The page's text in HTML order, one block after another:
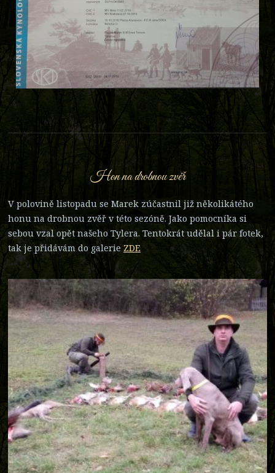
Hon na drobnou zvěř
V polovině listopadu se Marek zúčastnil již několikátého
honu na drobnou zvěř v této sezóně. Jako pomocníka si
sebou vzal opět našeho Tylera. Tentokrát udělal i pár fotek,
tak je přidávám do galerieZDE